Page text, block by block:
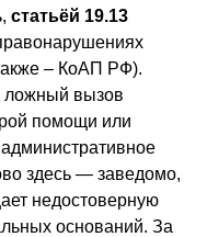
статьёй 19.13
– КоАП РФ).
ложный вызов
помощи или
здесь — заведомо,
недостоверную
оснований. За